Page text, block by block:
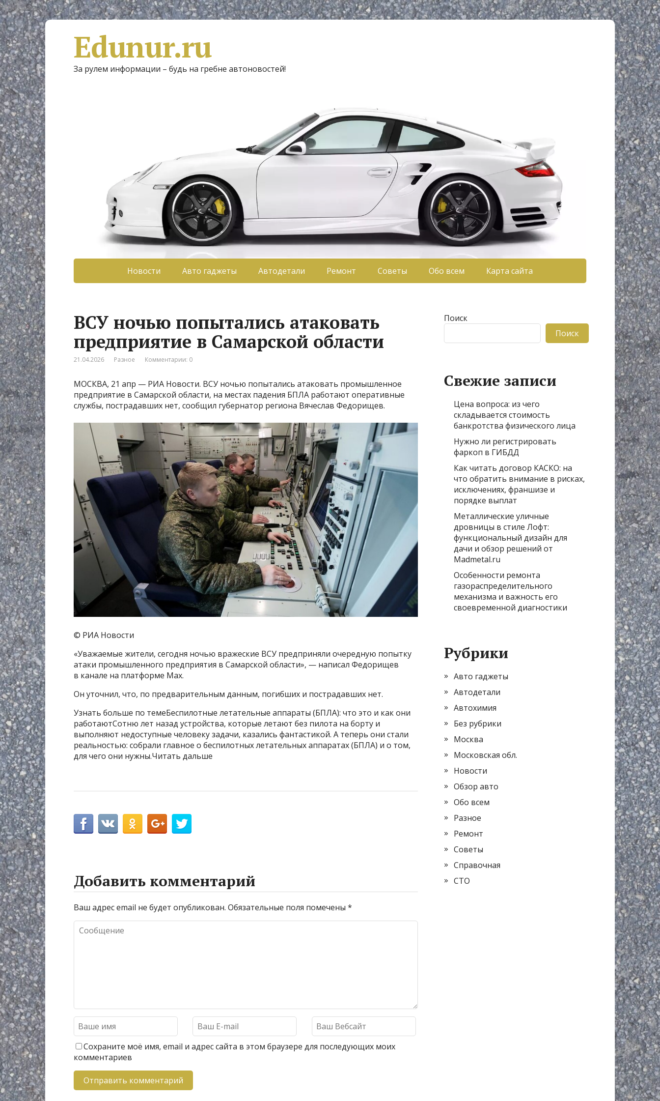
Edunur.ru
За рулем информации – будь на гребне автоновостей!
Новости Авто гаджеты Автодетали Ремонт Советы Обо всем Карта сайта
ВСУ ночью попытались атаковать
предприятие в Самарской области
21.04.2026 Разное Комментарии: 0
МОСКВА, 21 апр — РИА Новости. ВСУ ночью попытались атаковать промышленное
предприятие в Самарской области, на местах падения БПЛА работают оперативные
службы, пострадавших нет, сообщил губернатор региона Вячеслав Федорищев.
© РИА Новости
«Уважаемые жители, сегодня ночью вражеские ВСУ предприняли очередную попытку
атаки промышленного предприятия в Самарской области», — написал Федорищев
в канале на платформе Max.
Он уточнил, что, по предварительным данным, погибших и пострадавших нет.
Узнать больше по темеБеспилотные летательные аппараты (БПЛА): что это и как они
работаютСотню лет назад устройства, которые летают без пилота на борту и
выполняют недоступные человеку задачи, казались фантастикой. А теперь они стали
реальностью: собрали главное о беспилотных летательных аппаратах (БПЛА) и о том,
для чего они нужны.Читать дальше
Добавить комментарий
Ваш адрес email не будет опубликован. Обязательные поля помечены *
Сохраните моё имя, email и адрес сайта в этом браузере для последующих моих
комментариев
Поиск
Поиск
Свежие записи
Цена вопроса: из чего
складывается стоимость
банкротства физического лица
Нужно ли регистрировать
фаркоп в ГИБДД
Как читать договор КАСКО: на
что обратить внимание в рисках,
исключениях, франшизе и
порядке выплат
Металлические уличные
дровницы в стиле Лофт:
функциональный дизайн для
дачи и обзор решений от
Madmetal.ru
Особенности ремонта
газораспределительного
механизма и важность его
своевременной диагностики
Рубрики
Авто гаджеты
Автодетали
Автохимия
Без рубрики
Москва
Московская обл.
Новости
Обзор авто
Обо всем
Разное
Ремонт
Советы
Справочная
СТО